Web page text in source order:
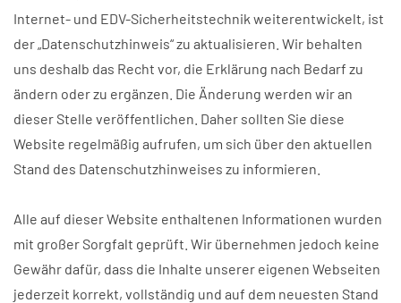
Internet- und EDV-Sicherheitstechnik weiterentwickelt, ist
der „Datenschutzhinweis“ zu aktualisieren. Wir behalten
uns deshalb das Recht vor, die Erklärung nach Bedarf zu
ändern oder zu ergänzen. Die Änderung werden wir an
dieser Stelle veröffentlichen. Daher sollten Sie diese
Website regelmäßig aufrufen, um sich über den aktuellen
Stand des Datenschutzhinweises zu informieren.
Alle auf dieser Website enthaltenen Informationen wurden
mit großer Sorgfalt geprüft. Wir übernehmen jedoch keine
Gewähr dafür, dass die Inhalte unserer eigenen Webseiten
jederzeit korrekt, vollständig und auf dem neuesten Stand